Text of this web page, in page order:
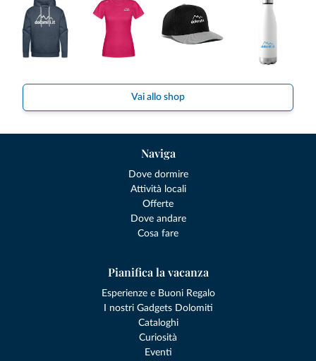
Vai allo shop
Naviga
Dove dormire
Attività locali
Offerte
Dove andare
Cosa fare
Pianifica la vacanza
Esperienze e Buoni Regalo
I nostri Gadgets Dolomiti
Cataloghi
Curiosità
Eventi